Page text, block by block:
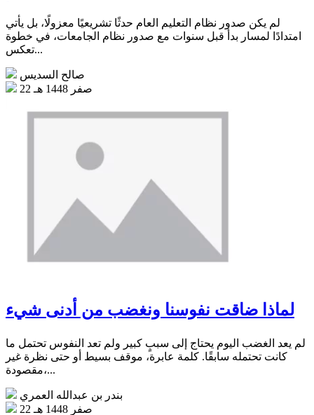
لم يكن صدور نظام التعليم العام حدثًا تشريعيًا معزولًا، بل يأتي
امتدادًا لمسار بدأ قبل سنوات مع صدور نظام الجامعات، في خطوة
تعكس...
صالح السديس
22 صفر 1448 هـ
لماذا ضاقت نفوسنا ونغضب من أدنى شيء
لم يعد الغضب اليوم يحتاج إلى سببٍ كبير ولم تعد النفوس تحتمل ما
كانت تحتمله سابقًا. كلمة عابرة، موقف بسيط أو حتى نظرة غير
مقصودة،...
بندر بن عبدالله العمري
22 صفر 1448 هـ